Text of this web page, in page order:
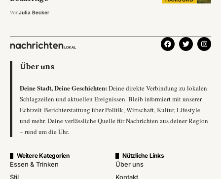
VonJulia Becker
Über uns
Deine Stadt, Deine Geschichten: Deine direkte Verbindung zu lokalen
Schlagzeilen und aktuellen Ereignissen. Bleib informiert mit unserer
Echtzeit-Berichterstattung über Politik, Wirtschaft, Kultur, Lifestyle
und mehr. Deine verlässliche Quelle für Nachrichten aus deiner Region
– rund um die Uhr.
Weitere Kategorien
Essen & Trinken
Stil
Nützliche Links
Über uns
Kontakt